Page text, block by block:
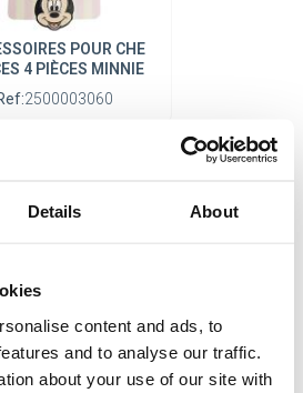
Details About
content and ads, to
and to analyse our traffic.
about your use of our site with
POUR CHE
4 PIÈCES MINNIE
2500003060
POUR CHE
3 PIÈCES MINNIE